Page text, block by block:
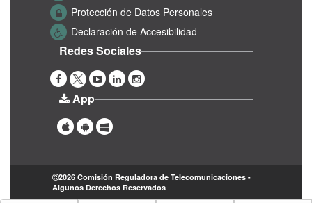
Protección de Datos Personales
Declaración de Accesibilidad
Redes Sociales
App
2026 Comisión Reguladora de Telecomunicaciones -
Algunos Derechos Reservados